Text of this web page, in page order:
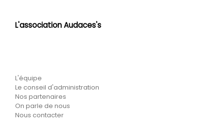
L'association Audaces's
L'équipe
Le conseil d'administration
Nos partenaires
On parle de nous
Nous contacter